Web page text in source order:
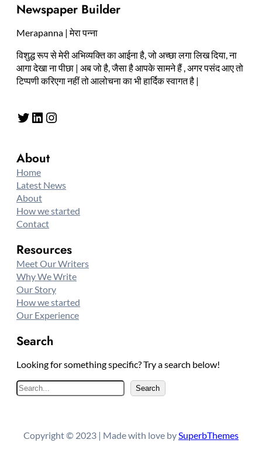
Newspaper Builder
Merapanna | मेरा पन्ना
विशुद्ध रूप से मेरी अभिव्यक्ति का आईना है, जो अच्छा लगा लिख दिया, ना
आगा देखा ना पीछा | अब जो है, जैसा है आपके सामने हैं , अगर पसंद आए तो
टिप्पणी करिएगा नहीं तो आलोचना का भी हार्दिक स्वागत है |
Twitter LinkedIn Instagram
About
Home
Latest News
About
How we started
Contact
Resources
Meet Our Writers
Why We Write
Our Story
How we started
Our Experience
Search
Looking for something specific? Try a search below!
e
c
Search
Copyright © 2023 | Made with love bySuperbThemes